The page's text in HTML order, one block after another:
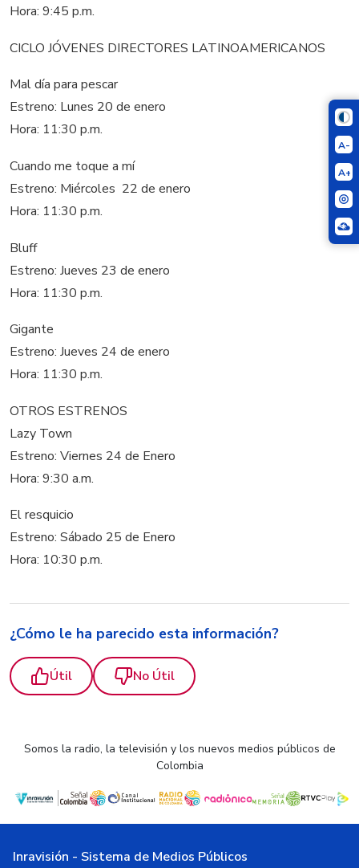
A-
A+
Hora: 9:45 p.m.
CICLO JÓVENES DIRECTORES LATINOAMERICANOS
Mal día para pescar
Estreno: Lunes 20 de enero
Hora: 11:30 p.m.
Cuando me toque a mí
Estreno: Miércoles 22 de enero
Hora: 11:30 p.m.
Bluff
Estreno: Jueves 23 de enero
Hora: 11:30 p.m.
Gigante
Estreno: Jueves 24 de enero
Hora: 11:30 p.m.
OTROS ESTRENOS
Lazy Town
Estreno: Viernes 24 de Enero
Hora: 9:30 a.m.
El resquicio
Estreno: Sábado 25 de Enero
Hora: 10:30 p.m.
¿Cómo le ha parecido esta información?
Útil No Útil
Somos la radio, la televisión y los nuevos medios públicos de
Colombia
Inravisión - Sistema de Medios Públicos